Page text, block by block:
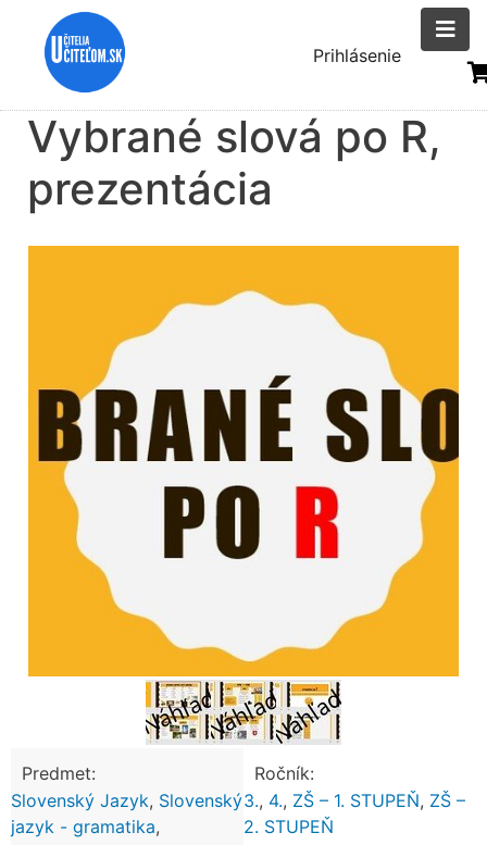
Menu
účtu
Prihlásenie
Vybrané slová po R,
prezentácia
Predmet:
Slovenský Jazyk, Slovenský
jazyk - gramatika,
Ročník:
3., 4., ZŠ – 1. STUPEŇ, ZŠ –
2. STUPEŇ